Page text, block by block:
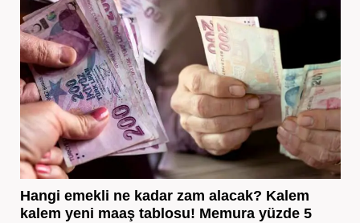
Hangi emekli ne kadar zam alacak? Kalem
kalem yeni maaş tablosu! Memura yüzde 5